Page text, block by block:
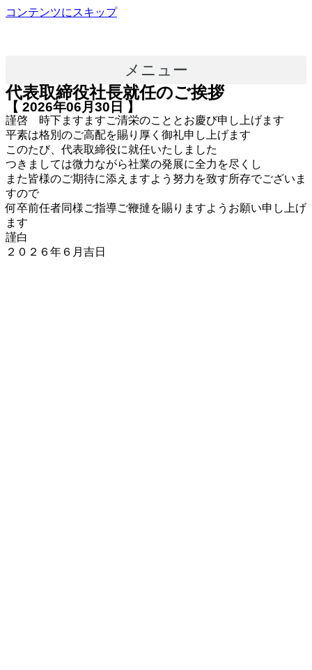
コンテンツにスキップ
メニュー
代表取締役社長就任のご挨拶
【 2026年06月30日 】
謹啓 時下ますますご清栄のこととお慶び申し上げます
平素は格別のご高配を賜り厚く御礼申し上げます
このたび、代表取締役に就任いたしました
つきましては微力ながら社業の発展に全力を尽くし
また皆様のご期待に添えますよう努力を致す所存でございま
すので
何卒前任者同様ご指導ご鞭撻を賜りますようお願い申し上げ
ます
謹白
２０２６年６月吉日